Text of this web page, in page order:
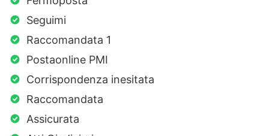
Seguimi
Raccomandata 1
Postaonline PMI
Corrispondenza inesitata
Raccomandata
Assicurata